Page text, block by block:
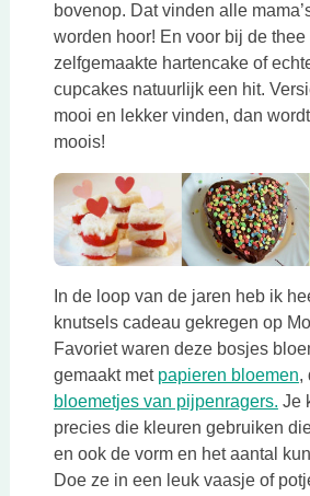
bovenop. Dat vinden alle
worden hoor! En voor bij de
zelfgemaakte hartencake of
cupcakes natuurlijk een hit.
mooi en lekker vinden, dan
moois!
In de loop van de jaren heb ik
knutsels cadeau gekregen op
Favoriet waren deze bosjes
gemaakt met papieren bloemen,
bloemetjes van pijpenragers. Je
precies die kleuren gebruiken
en ook de vorm en het aantal
Doe ze in een leuk vaasje of